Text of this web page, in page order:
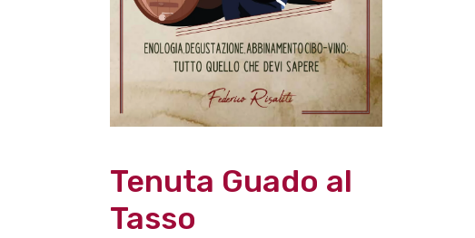
Tenuta Guado al
Tasso